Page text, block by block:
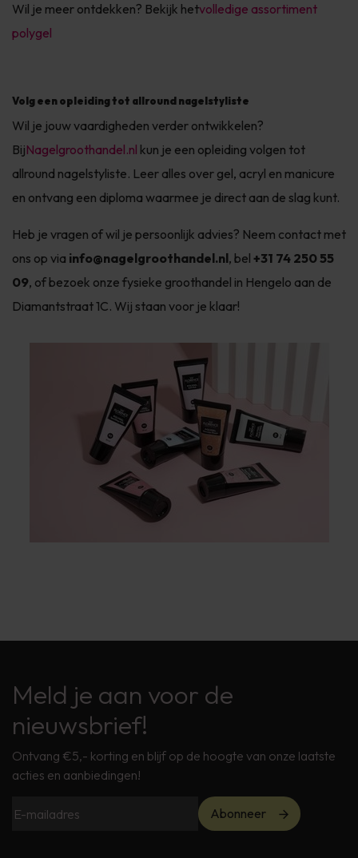
Wil je meer ontdekken? Bekijk hetvolledige assortiment
polygel
Volg een opleiding tot allround nagelstyliste
Wil je jouw vaardigheden verder ontwikkelen?
BijNagelgroothandel.nl kun je een opleiding volgen tot
allround nagelstyliste. Leer alles over gel, acryl en manicure
en ontvang een diploma waarmee je direct aan de slag kunt.
Heb je vragen of wil je persoonlijk advies? Neem contact met
ons op via info@nagelgroothandel.nl, bel +31 74 250 55
09, of bezoek onze fysieke groothandel in Hengelo aan de
Diamantstraat 1C. Wij staan voor je klaar!
Meld je aan voor de
nieuwsbrief!
Ontvang €5,- korting en blijf op de hoogte van onze laatste
acties en aanbiedingen!
Abonneer